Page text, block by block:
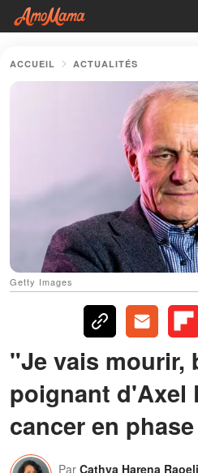
ACCUEIL ACTUALITÉS
Getty Images
"Je vais mourir,
poignant d'Axel
cancer en
Par Cathya Harena